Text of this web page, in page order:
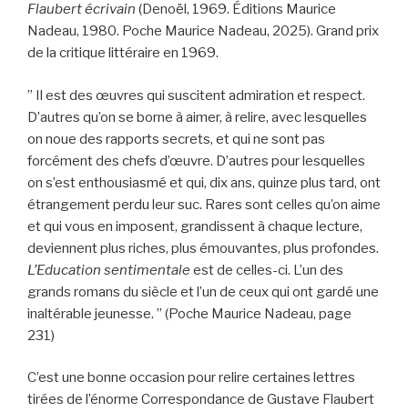
Flaubert écrivain (Denoël, 1969. Éditions Maurice
Nadeau, 1980. Poche Maurice Nadeau, 2025). Grand prix
de la critique littéraire en 1969.
” Il est des œuvres qui suscitent admiration et respect.
D’autres qu’on se borne à aimer, à relire, avec lesquelles
on noue des rapports secrets, et qui ne sont pas
forcément des chefs d’œuvre. D’autres pour lesquelles
on s’est enthousiasmé et qui, dix ans, quinze plus tard, ont
étrangement perdu leur suc. Rares sont celles qu’on aime
et qui vous en imposent, grandissent à chaque lecture,
deviennent plus riches, plus émouvantes, plus profondes.
L’Education sentimentale est de celles-ci. L’un des
grands romans du siècle et l’un de ceux qui ont gardé une
inaltérable jeunesse. ” (Poche Maurice Nadeau, page
231)
C’est une bonne occasion pour relire certaines lettres
tirées de l’énorme Correspondance de Gustave Flaubert